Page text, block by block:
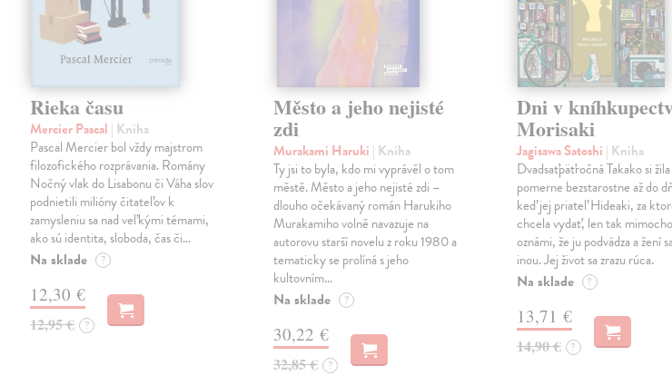
Rieka času
Mercier Pascal | Kniha
Pascal Mercier bol vždy majstrom
filozofického rozprávania. Romány
Nočný vlak do Lisabonu či Váha slov
podnietili milióny čitateľov k
zamysleniu sa nad veľkými témami,
ako sú identita, sloboda, čas či…
Na sklade ?
12,30 €
12,95 € ?
Město a jeho nejisté
zdi
Murakami Haruki | Kniha
Ty jsi to byla, kdo mi vyprávěl o tom
městě. Město a jeho nejisté zdi –
dlouho očekávaný román Harukiho
Murakamiho volně navazuje na
autorovu starší novelu z roku 1980 a
tematicky se prolíná s jeho
kultovním…
Na sklade ?
30,22 €
32,85 € ?
Dni v
Morisaki
Jagisawa Satoshi | Kniha
Dvadsaťpäťročná Takako si žila
pomerne bezstarostne až do
keď jej priateľ Hideaki, za
chcela vydať, len tak
oznámi, že ju podvádza a žení
inou. Jej život sa zrazu rúca.
Na sklade ?
13,71 €
14,90 € ?